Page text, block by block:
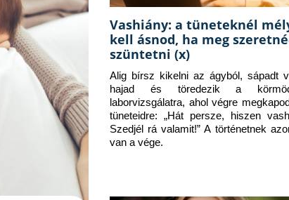
Vashiány: a tüneteknél
kell ásnod, ha meg
szüntetni (x)
Alig bírsz kikelni az ágyból, sápadt
hajad és töredezik a
laborvizsgálatra, ahol végre
tüneteidre: „Hát persze, hiszen
Szedjél rá valamit!” A történetnek
van a vége.